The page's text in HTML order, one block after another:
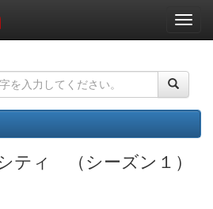
ナ
ビ
ー
ョ
ン
ティ （シーズン１）